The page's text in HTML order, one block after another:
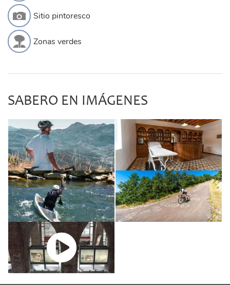
Sitio pintoresco
Zonas verdes
SABERO EN IMÁGENES